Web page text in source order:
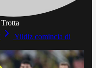
Yildiz comincia di